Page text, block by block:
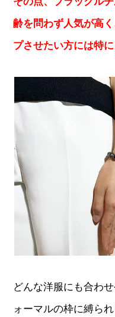
齢を問わず人気が高
プさせたい方には特
どんな洋服にも合わ
ォーマルの枠に縛ら